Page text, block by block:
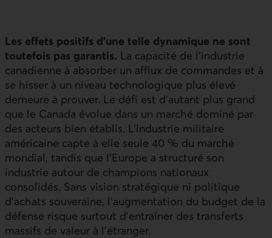
Les effets positifs d’une telle dynamique ne sont
toutefois pas garantis. La capacité de l’industrie
canadienne à absorber un afflux de commandes et à
se hisser à un niveau technologique plus élevé
demeure à prouver. Le défi est d’autant plus grand
que le Canada évolue dans un marché dominé par
des acteurs bien établis. L’industrie militaire
américaine capte à elle seule 40 % du marché
mondial, tandis que l’Europe a structuré son
industrie autour de champions nationaux
consolidés. Sans vision stratégique ni politique
d’achats souveraine, l’augmentation du budget de la
défense risque surtout d’entraîner des transferts
massifs de valeur à l’étranger.